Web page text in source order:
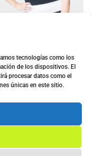
tecnologías como los
de los dispositivos. El
procesar datos como el
únicas en este sitio.
G-0200070 :
4